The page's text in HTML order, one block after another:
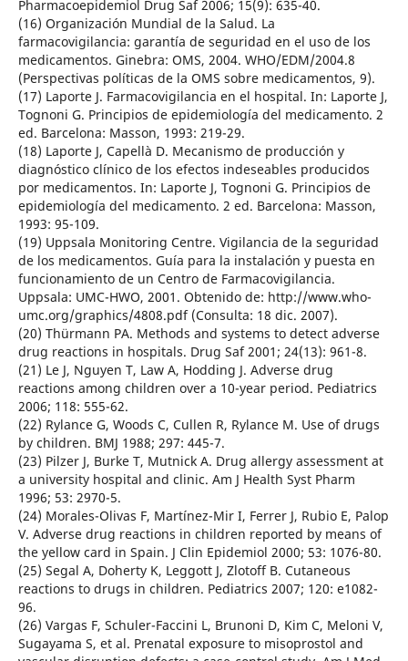
Pharmacoepidemiol Drug Saf 2006; 15(9): 635-40.
(16) Organización Mundial de la Salud. La
farmacovigilancia: garantía de seguridad en el uso de los
medicamentos. Ginebra: OMS, 2004. WHO/EDM/2004.8
(Perspectivas políticas de la OMS sobre medicamentos, 9).
(17) Laporte J. Farmacovigilancia en el hospital. In: Laporte J,
Tognoni G. Principios de epidemiología del medicamento. 2
ed. Barcelona: Masson, 1993: 219-29.
(18) Laporte J, Capellà D. Mecanismo de producción y
diagnóstico clínico de los efectos indeseables producidos
por medicamentos. In: Laporte J, Tognoni G. Principios de
epidemiología del medicamento. 2 ed. Barcelona: Masson,
1993: 95-109.
(19) Uppsala Monitoring Centre. Vigilancia de la seguridad
de los medicamentos. Guía para la instalación y puesta en
funcionamiento de un Centro de Farmacovigilancia.
Uppsala: UMC-HWO, 2001. Obtenido de: http://www.who-
umc.org/graphics/4808.pdf (Consulta: 18 dic. 2007).
(20) Thürmann PA. Methods and systems to detect adverse
drug reactions in hospitals. Drug Saf 2001; 24(13): 961-8.
(21) Le J, Nguyen T, Law A, Hodding J. Adverse drug
reactions among children over a 10-year period. Pediatrics
2006; 118: 555-62.
(22) Rylance G, Woods C, Cullen R, Rylance M. Use of drugs
by children. BMJ 1988; 297: 445-7.
(23) Pilzer J, Burke T, Mutnick A. Drug allergy assessment at
a university hospital and clinic. Am J Health Syst Pharm
1996; 53: 2970-5.
(24) Morales-Olivas F, Martínez-Mir I, Ferrer J, Rubio E, Palop
V. Adverse drug reactions in children reported by means of
the yellow card in Spain. J Clin Epidemiol 2000; 53: 1076-80.
(25) Segal A, Doherty K, Leggott J, Zlotoff B. Cutaneous
reactions to drugs in children. Pediatrics 2007; 120: e1082-
96.
(26) Vargas F, Schuler-Faccini L, Brunoni D, Kim C, Meloni V,
Sugayama S, et al. Prenatal exposure to misoprostol and